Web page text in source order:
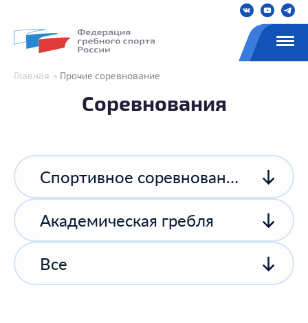
Главная Прочие соревнование
Соревнования
Спортивное соревнование спортивной организации
Академическая гребля
Все